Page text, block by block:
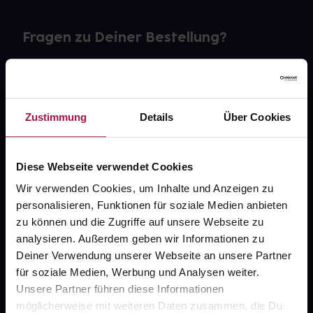
Zustimmung Details Über Cookies
Diese Webseite verwendet Cookies
Wir verwenden Cookies, um Inhalte und Anzeigen zu
personalisieren, Funktionen für soziale Medien anbieten
zu können und die Zugriffe auf unsere Webseite zu
analysieren. Außerdem geben wir Informationen zu
Deiner Verwendung unserer Webseite an unsere Partner
für soziale Medien, Werbung und Analysen weiter.
Unsere Partner führen diese Informationen
möglicherweise mit weiteren Daten zusammen, die Du
Fragen zu Deiner Bestellung?
gesund.de
Über uns
Karriere
Newsletter